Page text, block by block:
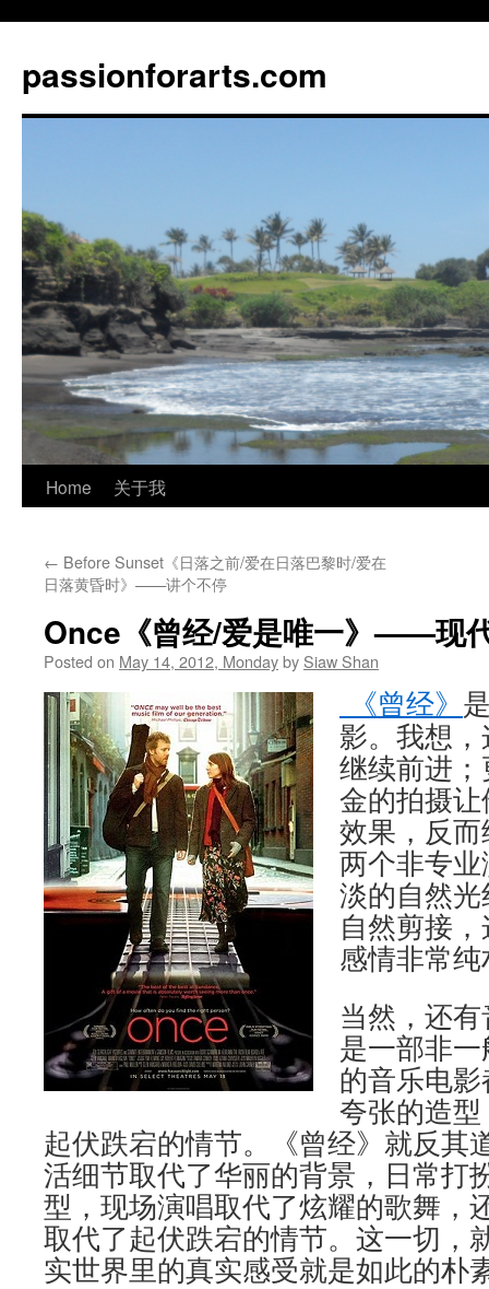
content
passionforarts.com
Home 关于我
← Before Sunset《日落之前/爱在日落巴黎时/爱在
日落黄昏时》——讲个不停
Once《曾经/爱是唯一》——现
Posted on May 14, 2012, Mondayby Siaw Shan
《曾经》
影。我想
继续前进
金的拍摄
效果，反
两个非专
淡的自然
自然剪接
感情非常
当然，还
是一部非
的音乐电
夸张的造
起伏跌宕的情节。《曾经》就反其
活细节取代了华丽的背景，日常打
型，现场演唱取代了炫耀的歌舞，
取代了起伏跌宕的情节。这一切，
实世界里的真实感受就是如此的朴